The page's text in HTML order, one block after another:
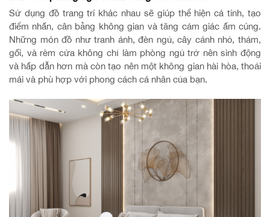
Sử dụng đồ trang trí khác nhau sẽ giúp thể hiện cá tính, tạo
điểm nhấn, cân bằng không gian và tăng cảm giác ấm cúng.
Những món đồ như tranh ảnh, đèn ngủ, cây cảnh nhỏ, thảm,
gối, và rèm cửa không chỉ làm phòng ngủ trở nên sinh động
và hấp dẫn hơn mà còn tạo nên một không gian hài hòa, thoải
mái và phù hợp với phong cách cá nhân của bạn.